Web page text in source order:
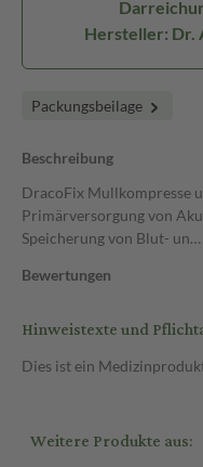
Hersteller: Dr.
Packungsbeilage
Beschreibung
DracoFix Mullkompresse
Primärversorgung von
Speicherung von Blut- un…
Bewertungen
Hinweistexte und
Dies ist ein
Weitere Produkte aus: